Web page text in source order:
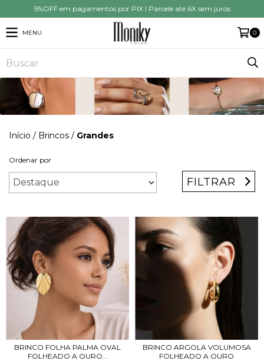
5%OFF em pagamentos por PIX I Parcele até 6X sem juros
MENU 0
Início / Brincos / Grandes
Ordenar por
FILTRAR
BRINCO FOLHA PALMA OVAL
FOLHEADO A OURO...
BRINCO ARGOLA VOLUMOSA
FOLHEADO A OURO